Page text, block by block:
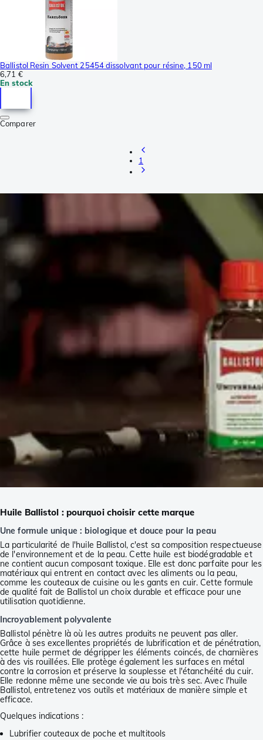
Ballistol Resin Solvent 25454 dissolvant pour résine, 150 ml
6,71 €
En stock
Comparer
1
Huile Ballistol : pourquoi choisir cette marque
Une formule unique : biologique et douce pour la peau
La particularité de l'huile Ballistol, c'est sa composition respectueuse
de l'environnement et de la peau. Cette huile est biodégradable et
ne contient aucun composant toxique. Elle est donc parfaite pour les
matériaux qui entrent en contact avec les aliments ou la peau,
comme les couteaux de cuisine ou les gants en cuir. Cette formule
de qualité fait de Ballistol un choix durable et efficace pour une
utilisation quotidienne.
Incroyablement polyvalente
Ballistol pénètre là où les autres produits ne peuvent pas aller.
Grâce à ses excellentes propriétés de lubrification et de pénétration,
cette huile permet de dégripper les éléments coincés, de charnières
à des vis rouillées. Elle protège également les surfaces en métal
contre la corrosion et préserve la souplesse et l'étanchéité du cuir.
Elle redonne même une seconde vie au bois très sec. Avec l'huile
Ballistol, entretenez vos outils et matériaux de manière simple et
efficace.
Quelques indications :
Lubrifier couteaux de poche et multitools